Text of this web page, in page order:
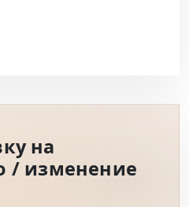
на
/ изменение